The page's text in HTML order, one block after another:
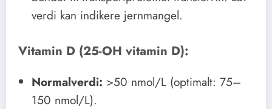
verdi kan indikere jernmangel.
Vitamin D (25-OH vitamin D):
Normalverdi: >50 nmol/L (optimalt: 75–
150 nmol/L).